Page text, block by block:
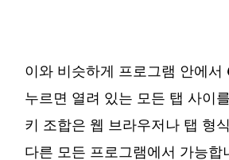
이와 비슷하게 프로그램 안에서
누르면 열려 있는 모든 탭 사이
키 조합은 웹 브라우저나 탭 형
다른 모든 프로그램에서 가능합